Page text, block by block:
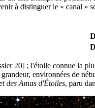
à distinguer le « canal »
20] ; l'étoile connue la
environnées de
des Amas d'Étoiles, paru